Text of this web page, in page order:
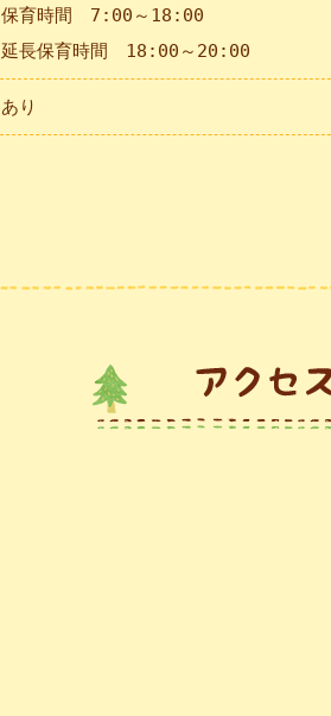
保育時間 7:00～18:00
延長保育時間 18:00～20:00
あり